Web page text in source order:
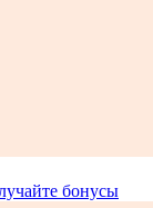
бонусы